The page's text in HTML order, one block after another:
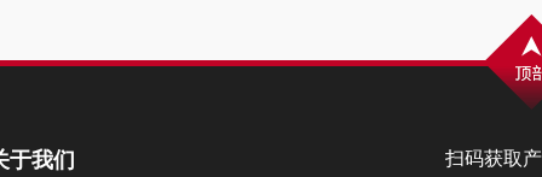
扫码获取
于我们